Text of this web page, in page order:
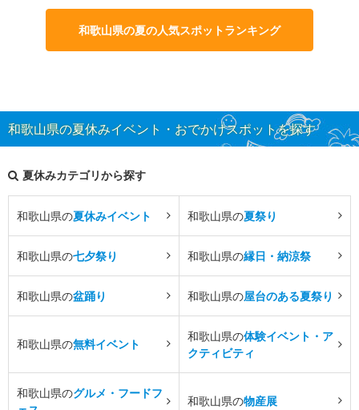
和歌山県の夏の人気スポットランキング
和歌山県の夏休みイベント・おでかけスポットを探す
夏休みカテゴリから探す
和歌山県の夏休みイベント 和歌山県の夏祭り
和歌山県の七夕祭り 和歌山県の縁日・納涼祭
和歌山県の盆踊り 和歌山県の屋台のある夏祭り
和歌山県の無料イベント
和歌山県の体験イベント・ア
クティビティ
和歌山県のグルメ・フードフ
和歌山県の物産展